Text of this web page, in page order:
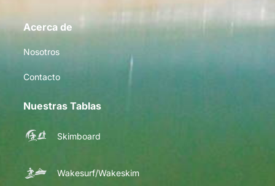
Acerca de
Nosotros
Contacto
Nuestras Tablas
Skimboard
Wakesurf/Wakeskim